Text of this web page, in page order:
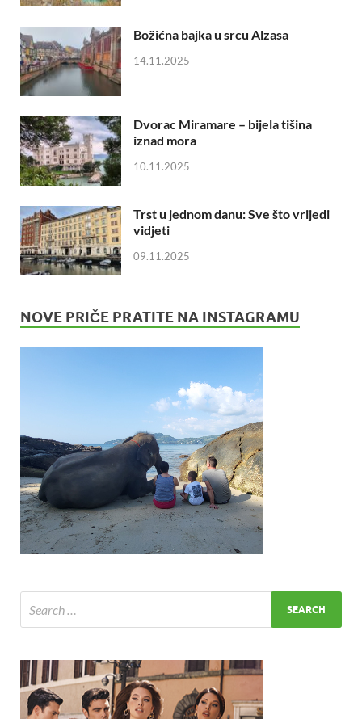
Božićna bajka u srcu Alzasa
14.11.2025
Dvorac Miramare – bijela tišina
iznad mora
10.11.2025
Trst u jednom danu: Sve što vrijedi
vidjeti
09.11.2025
NOVE PRIČE PRATITE NA INSTAGRAMU